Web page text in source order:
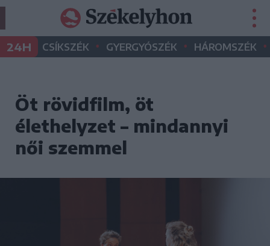
24H CSÍKSZÉK • GYERGYÓSZÉK • HÁROMSZÉK •
Öt rövidfilm, öt
élethelyzet – mindannyi
női szemmel